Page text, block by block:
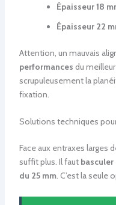
Épaisseur 18
Épaisseur 22
Attention, un mauvais
performances du
scrupuleusement la
fixation.
Solutions techniques
Face aux entraxes larges
suffit plus. Il faut basculer
du 25 mm. C’est la seule